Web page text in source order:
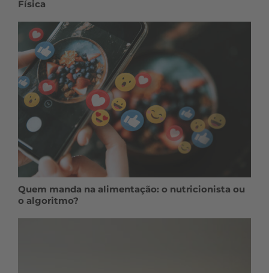
Física
Quem manda na alimentação: o nutricionista ou
o algoritmo?